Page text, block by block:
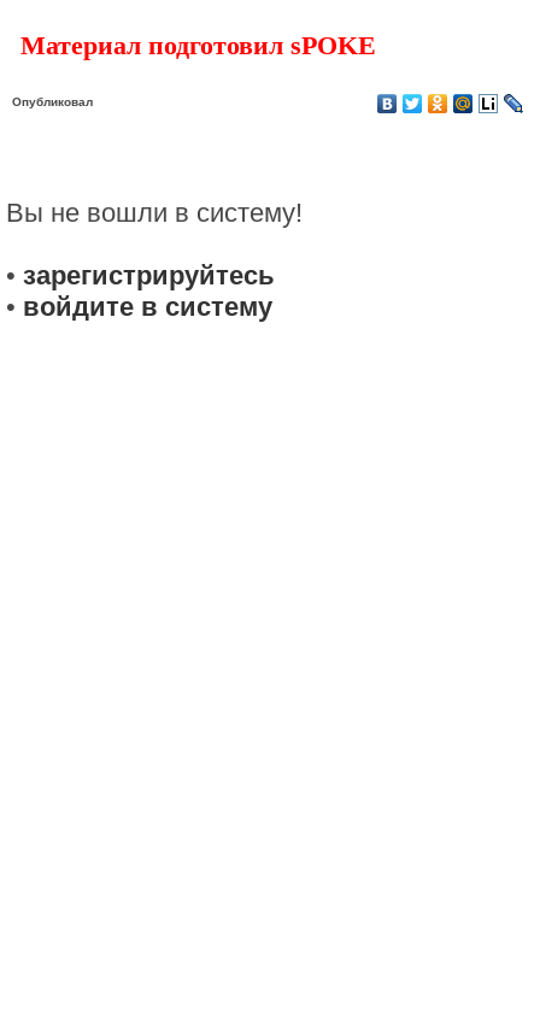
Материал подготовил sPOKE
Опубликовал
Вы не вошли в систему!
• зарегистрируйтесь
• войдите в систему